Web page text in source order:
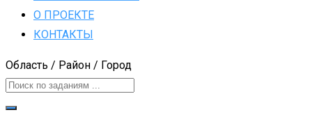
О ПРОЕКТЕ
КОНТАКТЫ
Область / Район / Город